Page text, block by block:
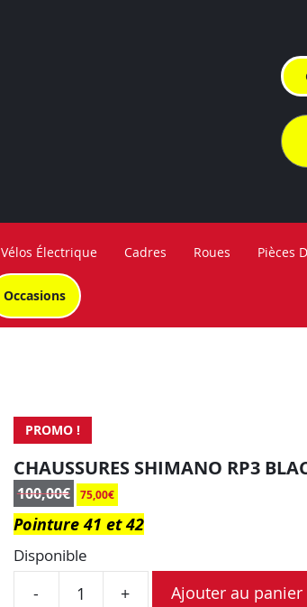
Vélos Électrique Cadres Roues Pièces
Occasions
PROMO !
CHAUSSURES SHIMANO RP3
100,00€ 75,00€
Pointure 41 et 42
Disponible
- + Ajouter au panier